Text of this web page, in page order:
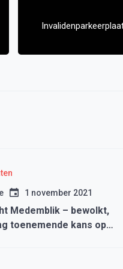
1 november 2021
Medemblik – bewolkt,
toenemende kans op